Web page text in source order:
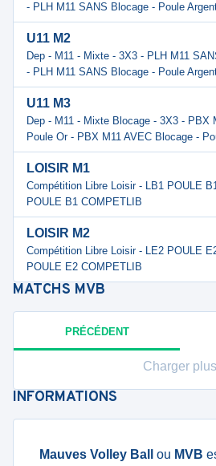
- PLH M11 SANS Blocage - Poule
U11 M2
Dep - M11 - Mixte - 3X3 - PLH M11
- PLH M11 SANS Blocage - Poule
U11 M3
Dep - M11 - Mixte Blocage - 3X3 - PBX
Poule Or - PBX M11 AVEC Blocage -
LOISIR M1
Compétition Libre Loisir - LB1 POULE
POULE B1 COMPETLIB
LOISIR M2
Compétition Libre Loisir - LE2 POULE
POULE E2 COMPETLIB
MATCHS MVB
PRÉCÉDENT
Charger plus
INFORMATIONS
Mauves Volley Ball ou MVB